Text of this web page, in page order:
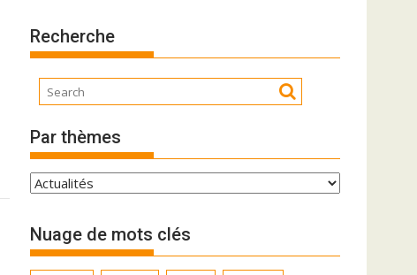
Recherche
Par thèmes
P
r
t
h
Nuage de mots clés